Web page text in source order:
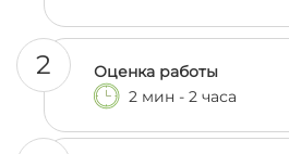
2
Оценка работы
2 мин - 2 часа